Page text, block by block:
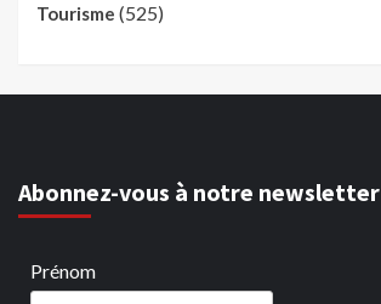
Tourisme (525)
Abonnez-vous à notre newsletter
Prénom